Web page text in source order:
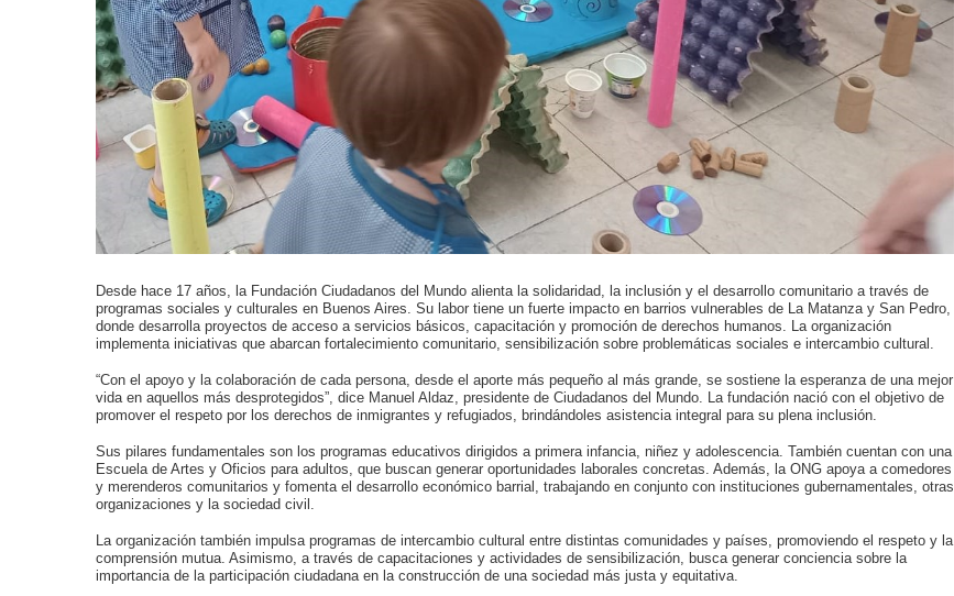
Desde hace 17 años, la Fundación Ciudadanos del Mundo alienta la solidaridad, la inclusión y el desarrollo comunitario a través de
programas sociales y culturales en Buenos Aires. Su labor tiene un fuerte impacto en barrios vulnerables de La Matanza y San Pedro,
donde desarrolla proyectos de acceso a servicios básicos, capacitación y promoción de derechos humanos. La organización
implementa iniciativas que abarcan fortalecimiento comunitario, sensibilización sobre problemáticas sociales e intercambio cultural.
“Con el apoyo y la colaboración de cada persona, desde el aporte más pequeño al más grande, se sostiene la esperanza de una mejor
vida en aquellos más desprotegidos”, dice Manuel Aldaz, presidente de Ciudadanos del Mundo. La fundación nació con el objetivo de
promover el respeto por los derechos de inmigrantes y refugiados, brindándoles asistencia integral para su plena inclusión.
Sus pilares fundamentales son los programas educativos dirigidos a primera infancia, niñez y adolescencia. También cuentan con una
Escuela de Artes y Oficios para adultos, que buscan generar oportunidades laborales concretas. Además, la ONG apoya a comedores
y merenderos comunitarios y fomenta el desarrollo económico barrial, trabajando en conjunto con instituciones gubernamentales, otras
organizaciones y la sociedad civil.
La organización también impulsa programas de intercambio cultural entre distintas comunidades y países, promoviendo el respeto y la
comprensión mutua. Asimismo, a través de capacitaciones y actividades de sensibilización, busca generar conciencia sobre la
importancia de la participación ciudadana en la construcción de una sociedad más justa y equitativa.